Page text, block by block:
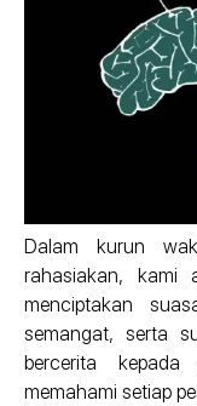
Dalam kurun
rahasiakan, kami
menciptakan
semangat, serta
bercerita
memahami setiap